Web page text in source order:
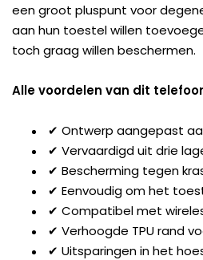
een groot pluspunt voor
aan hun toestel willen
toch graag willen beschermen.
Alle voordelen van dit
✔ Ontwerp aangepast
✔ Vervaardigd uit drie
✔ Bescherming tegen
✔ Eenvoudig om het
✔ Compatibel met
✔ Verhoogde TPU rand
✔ Uitsparingen in het